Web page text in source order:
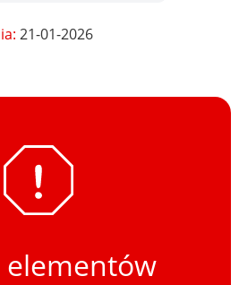
21-01-2026
elementów